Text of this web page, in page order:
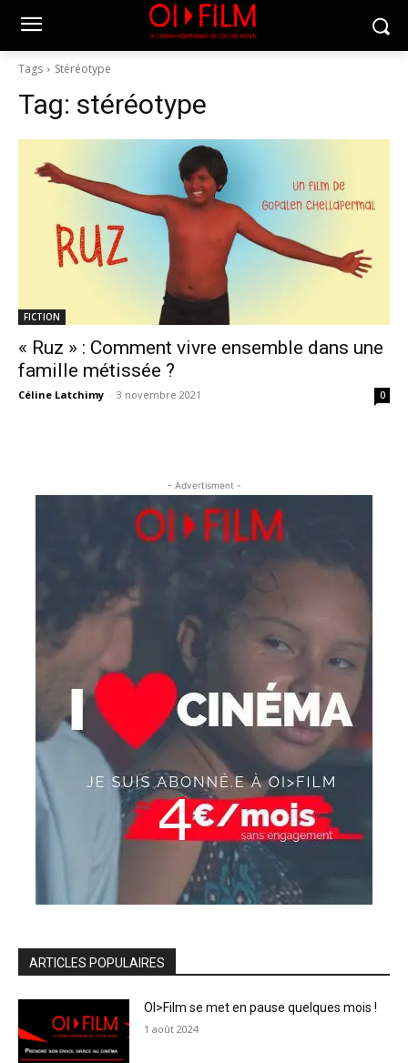
Tags Stéréotype
Tag: stéréotype
FICTION
« Ruz » : Comment vivre ensemble dans une
famille métissée ?
Céline Latchimy - 3 novembre 2021 0
- Advertisment -
ARTICLES POPULAIRES
OI>Film se met en pause quelques mois !
1 août 2024